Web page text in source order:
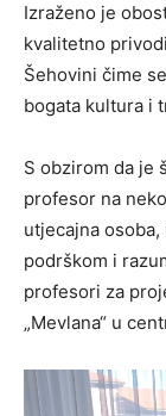
Izraženo je
kvalitetno
Šehovini čime
bogata kultura i
S obzirom da je
profesor na
utjecajna
podrškom i
profesori za
„Mevlana“ u